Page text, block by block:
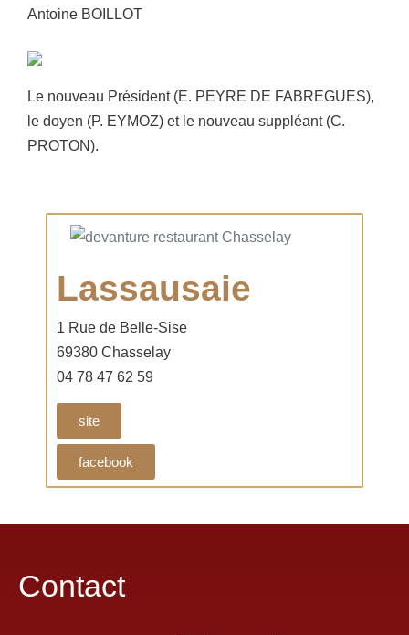
Antoine BOILLOT
Le nouveau Président (E. PEYRE DE FABREGUES),
le doyen (P. EYMOZ) et le nouveau suppléant (C.
PROTON).
Lassausaie
1 Rue de Belle-Sise
69380 Chasselay
04 78 47 62 59
site
facebook
Contact